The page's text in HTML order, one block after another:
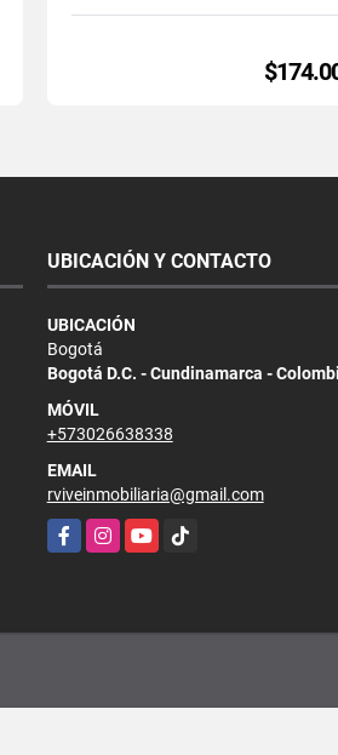
UBICACIÓN Y CONTACTO
UBICACIÓN
Bogotá
Bogotá D.C. - Cundinamarca -
MÓVIL
+573026638338
EMAIL
rviveinmobiliaria@gmail.com
FacebookInstagramYouTubeTikTok